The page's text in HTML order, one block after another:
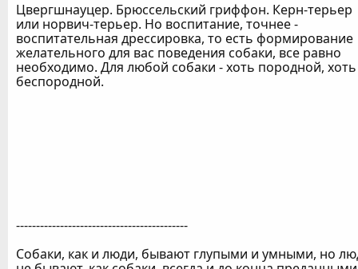
Цвергшнауцер. Брюссельский гриффон. Керн-терьер
или норвич-терьер. Но воспитание, точнее -
воспитательная дрессировка, то есть формирование
желательного для вас поведения собаки, все равно
необходимо. Для любой собаки - хоть породной, хоть
беспородной.
-------------------------------------------
Собаки, как и люди, бывают глупыми и умными, но